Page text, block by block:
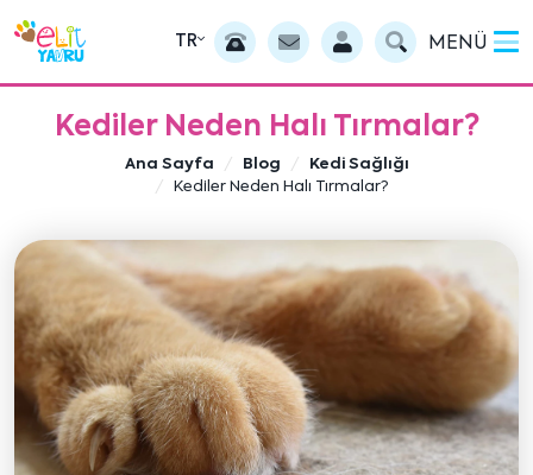
TR MENÜ
Kediler Neden Halı Tırmalar?
Ana Sayfa Blog
Kedi Sağlığı
Kediler Neden Halı Tırmalar?